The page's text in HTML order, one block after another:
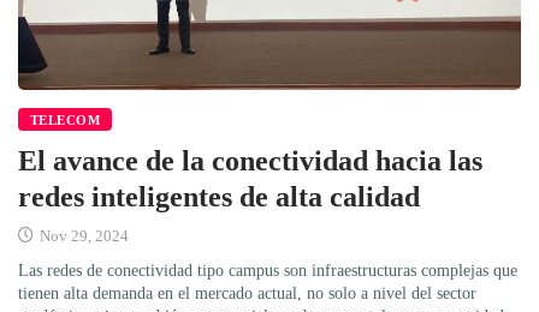
TELECOM
El avance de la conectividad hacia las
redes inteligentes de alta calidad
Nov 29, 2024
Las redes de conectividad tipo campus son infraestructuras complejas que
tienen alta demanda en el mercado actual, no solo a nivel del sector